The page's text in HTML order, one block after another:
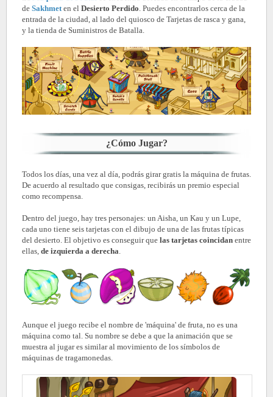
de Sakhmet en el Desierto Perdido . Puedes encontrarlos cerca de la
entrada de la ciudad, al lado del quiosco de Tarjetas de rasca y gana,
y la tienda de Suministros de Batalla.
¿Cómo Jugar?
Todos los días, una vez al día, podrás girar gratis la máquina de frutas.
De acuerdo al resultado que consigas, recibirás un premio especial
como recompensa.
Dentro del juego, hay tres personajes: un Aisha, un Kau y un Lupe,
cada uno tiene seis tarjetas con el dibujo de una de las frutas típicas
del desierto. El objetivo es conseguir que las tarjetas coincidan entre
ellas, de izquierda a derecha.
Aunque el juego recibe el nombre de 'máquina' de fruta, no es una
máquina como tal. Su nombre se debe a que la animación que se
muestra al jugar es similar al movimiento de los símbolos de
máquinas de tragamonedas.